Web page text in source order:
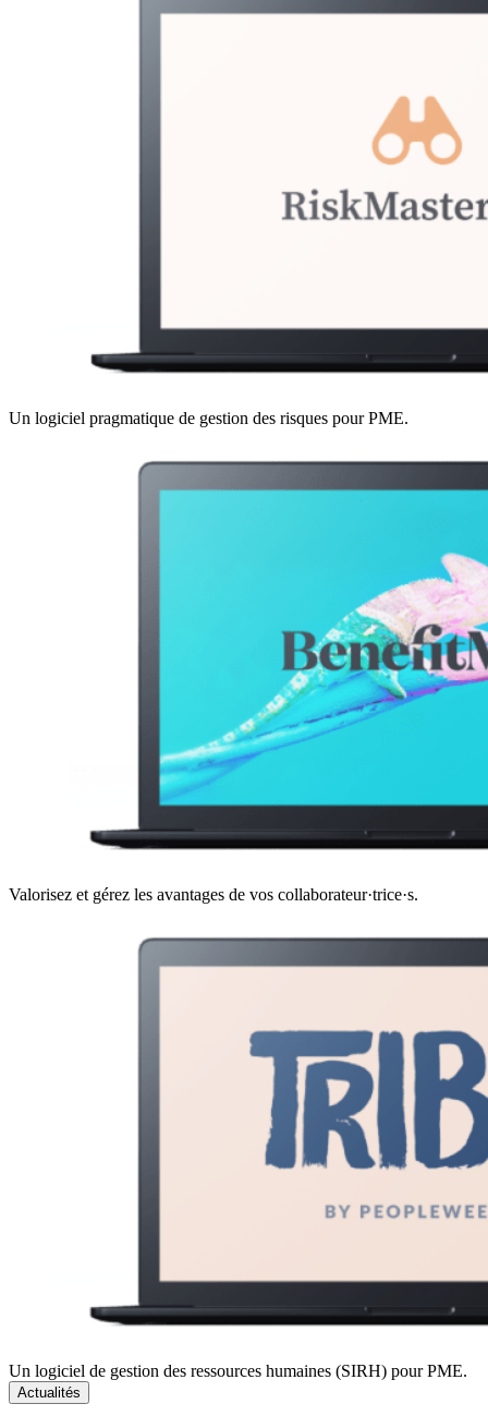
Un logiciel pragmatique de gestion des risques pour PME.
Valorisez et gérez les avantages de vos collaborateur·trice·s.
Un logiciel de gestion des ressources humaines (SIRH) pour PME.
Actualités